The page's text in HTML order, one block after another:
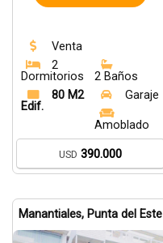
Venta
2
Dormitorios
2 Baños
80 M2
Edif.
Garaje
Amoblado
USD 390.000
Manantiales, Punta del Este